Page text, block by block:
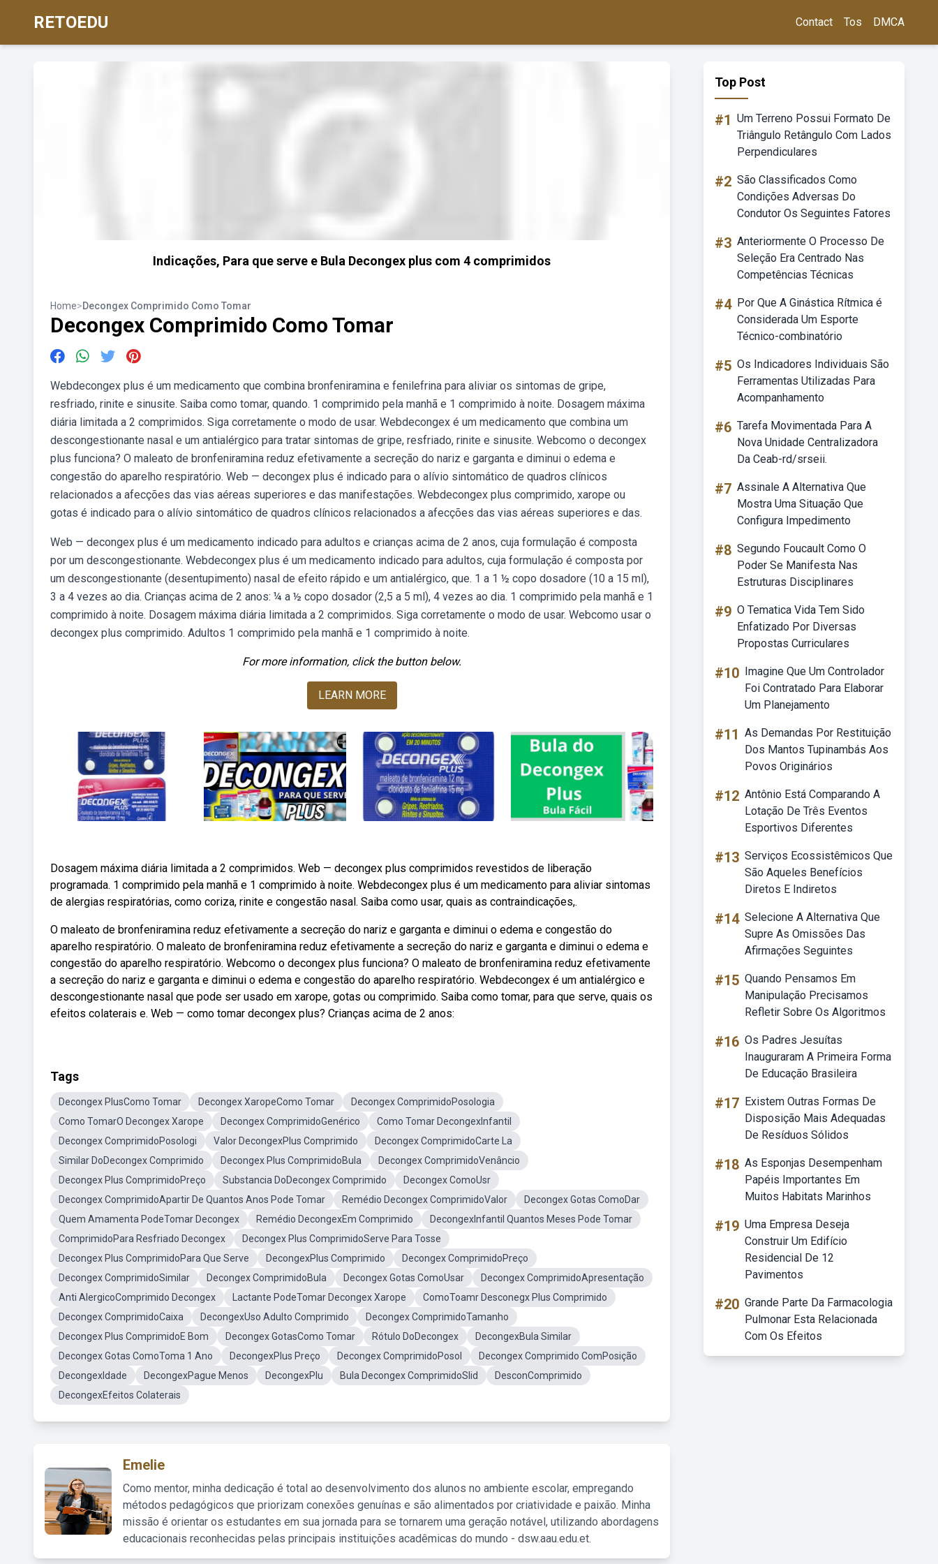
RETOEDU Contact Tos DMCA
Indicações, Para que serve e Bula Decongex plus com 4 comprimidos
Home>Decongex Comprimido Como Tomar
Decongex Comprimido Como Tomar
Webdecongex plus é um medicamento que combina bronfeniramina e fenilefrina para aliviar os sintomas de gripe,
resfriado, rinite e sinusite. Saiba como tomar, quando. 1 comprimido pela manhã e 1 comprimido à noite. Dosagem máxima
diária limitada a 2 comprimidos. Siga corretamente o modo de usar. Webdecongex é um medicamento que combina um
descongestionante nasal e um antialérgico para tratar sintomas de gripe, resfriado, rinite e sinusite. Webcomo o decongex
plus funciona? O maleato de bronfeniramina reduz efetivamente a secreção do nariz e garganta e diminui o edema e
congestão do aparelho respiratório. Web — decongex plus é indicado para o alívio sintomático de quadros clínicos
relacionados a afecções das vias aéreas superiores e das manifestações. Webdecongex plus comprimido, xarope ou
gotas é indicado para o alívio sintomático de quadros clínicos relacionados a afecções das vias aéreas superiores e das.
Web — decongex plus é um medicamento indicado para adultos e crianças acima de 2 anos, cuja formulação é composta
por um descongestionante. Webdecongex plus é um medicamento indicado para adultos, cuja formulação é composta por
um descongestionante (desentupimento) nasal de efeito rápido e um antialérgico, que. 1 a 1 ½ copo dosadore (10 a 15 ml),
3 a 4 vezes ao dia. Crianças acima de 2 anos: ¼ a ½ copo dosador (2,5 a 5 ml), 4 vezes ao dia. 1 comprimido pela manhã e 1
comprimido à noite. Dosagem máxima diária limitada a 2 comprimidos. Siga corretamente o modo de usar. Webcomo usar o
decongex plus comprimido. Adultos 1 comprimido pela manhã e 1 comprimido à noite.
For more information, click the button below.
LEARN MORE
Dosagem máxima diária limitada a 2 comprimidos. Web — decongex plus comprimidos revestidos de liberação
programada. 1 comprimido pela manhã e 1 comprimido à noite. Webdecongex plus é um medicamento para aliviar sintomas
de alergias respiratórias, como coriza, rinite e congestão nasal. Saiba como usar, quais as contraindicações,.
O maleato de bronfeniramina reduz efetivamente a secreção do nariz e garganta e diminui o edema e congestão do
aparelho respiratório. O maleato de bronfeniramina reduz efetivamente a secreção do nariz e garganta e diminui o edema e
congestão do aparelho respiratório. Webcomo o decongex plus funciona? O maleato de bronfeniramina reduz efetivamente
a secreção do nariz e garganta e diminui o edema e congestão do aparelho respiratório. Webdecongex é um antialérgico e
descongestionante nasal que pode ser usado em xarope, gotas ou comprimido. Saiba como tomar, para que serve, quais os
efeitos colaterais e. Web — como tomar decongex plus? Crianças acima de 2 anos:
Tags
Decongex PlusComo Tomar Decongex XaropeComo Tomar
Decongex ComprimidoPosologia
Como TomarO Decongex Xarope
Decongex ComprimidoGenérico
Como Tomar DecongexInfantil
Decongex ComprimidoPosologi
Valor DecongexPlus Comprimido
Decongex ComprimidoCarte La
Similar DoDecongex Comprimido
Decongex Plus ComprimidoBula
Decongex ComprimidoVenâncio
Decongex Plus ComprimidoPreço
Substancia DoDecongex Comprimido
Decongex ComoUsr
Decongex ComprimidoApartir De Quantos Anos Pode Tomar
Remédio Decongex ComprimidoValor
Decongex Gotas ComoDar
Quem Amamenta PodeTomar Decongex
Remédio DecongexEm Comprimido
DecongexInfantil Quantos Meses Pode Tomar
ComprimidoPara Resfriado Decongex
Decongex Plus ComprimidoServe Para Tosse
Decongex Plus ComprimidoPara Que Serve
DecongexPlus Comprimido
Decongex ComprimidoPreço
Decongex ComprimidoSimilar
Decongex ComprimidoBula Decongex Gotas ComoUsar
Decongex ComprimidoApresentação
Anti AlergicoComprimido Decongex
Lactante PodeTomar Decongex Xarope
ComoToamr Desconegx Plus Comprimido
Decongex ComprimidoCaixa
DecongexUso Adulto Comprimido
Decongex ComprimidoTamanho
Decongex Plus ComprimidoE Bom
Decongex GotasComo Tomar Rótulo DoDecongex
DecongexBula Similar
Decongex Gotas ComoToma 1 Ano
DecongexPlus Preço Decongex ComprimidoPosol
Decongex Comprimido ComPosição
DecongexIdade
DecongexPague Menos DecongexPlu Bula Decongex ComprimidoSlid
DesconComprimido
DecongexEfeitos Colaterais
Emelie
Como mentor, minha dedicação é total ao desenvolvimento dos alunos no ambiente escolar, empregando
métodos pedagógicos que priorizam conexões genuínas e são alimentados por criatividade e paixão. Minha
missão é orientar os estudantes em sua jornada para se tornarem uma geração notável, utilizando abordagens
educacionais reconhecidas pelas principais instituições acadêmicas do mundo - dsw.aau.edu.et.
Top Post
#1 Um Terreno Possui Formato De
Triângulo Retângulo Com Lados
Perpendiculares
#2 São Classificados Como
Condições Adversas Do
Condutor Os Seguintes Fatores
#3 Anteriormente O Processo De
Seleção Era Centrado Nas
Competências Técnicas
#4 Por Que A Ginástica Rítmica é
Considerada Um Esporte
Técnico-combinatório
#5 Os Indicadores Individuais São
Ferramentas Utilizadas Para
Acompanhamento
#6 Tarefa Movimentada Para A
Nova Unidade Centralizadora
Da Ceab-rd/srseii.
#7 Assinale A Alternativa Que
Mostra Uma Situação Que
Configura Impedimento
#8 Segundo Foucault Como O
Poder Se Manifesta Nas
Estruturas Disciplinares
#9 O Tematica Vida Tem Sido
Enfatizado Por Diversas
Propostas Curriculares
#10 Imagine Que Um Controlador
Foi Contratado Para Elaborar
Um Planejamento
#11 As Demandas Por Restituição
Dos Mantos Tupinambás Aos
Povos Originários
#12 Antônio Está Comparando A
Lotação De Três Eventos
Esportivos Diferentes
#13 Serviços Ecossistêmicos Que
São Aqueles Benefícios
Diretos E Indiretos
#14 Selecione A Alternativa Que
Supre As Omissões Das
Afirmações Seguintes
#15 Quando Pensamos Em
Manipulação Precisamos
Refletir Sobre Os Algoritmos
#16 Os Padres Jesuítas
Inauguraram A Primeira Forma
De Educação Brasileira
#17 Existem Outras Formas De
Disposição Mais Adequadas
De Resíduos Sólidos
#18 As Esponjas Desempenham
Papéis Importantes Em
Muitos Habitats Marinhos
#19 Uma Empresa Deseja
Construir Um Edifício
Residencial De 12
Pavimentos
#20 Grande Parte Da Farmacologia
Pulmonar Esta Relacionada
Com Os Efeitos